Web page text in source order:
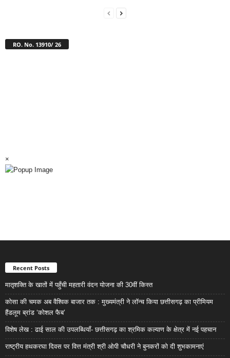
RO. No. 13910/ 26
×
Recent Posts
मातृशक्ति के खातों में पहुँची महतारी वंदन योजना की 30वीं किस्त
कोसा की चमक अब वैश्विक बाजार तक : मुख्यमंत्री ने लॉन्च किया छत्तीसगढ़ का प्रीमियम
हैंडलूम ब्रांड ‘कोशल फैब’
विशेष लेख : ढाई साल की उपलब्धियाँ- छत्तीसगढ़ का श्रमिक कल्याण के क्षेत्र में नई पहचान
राष्ट्रीय हथकरघा दिवस पर वित्त मंत्री श्री ओपी चौधरी ने बुनकरों को दी शुभकामनाएं